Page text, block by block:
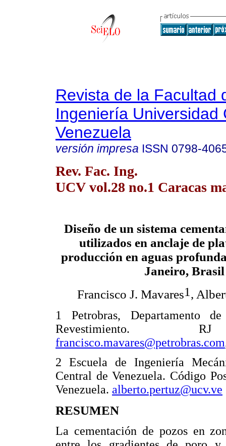
Revista de la Facultad
Ingeniería Universidad
Venezuela
versión impresa ISSN 0798-
Rev. Fac. Ing.
UCV vol.28 no.1 Caracas
Diseño de un sistema
utilizados en anclaje de
producción en aguas
Janeiro, Brasil
Francisco J. Mavares1 ,
1 Petrobras, Departamento
Revestimiento.
francisco.mavares@petrobras.com
2 Escuela de Ingeniería
Central de Venezuela. Código
Venezuela. alberto.pertuz@ucv.ve
RESUMEN
La cementación de pozos en